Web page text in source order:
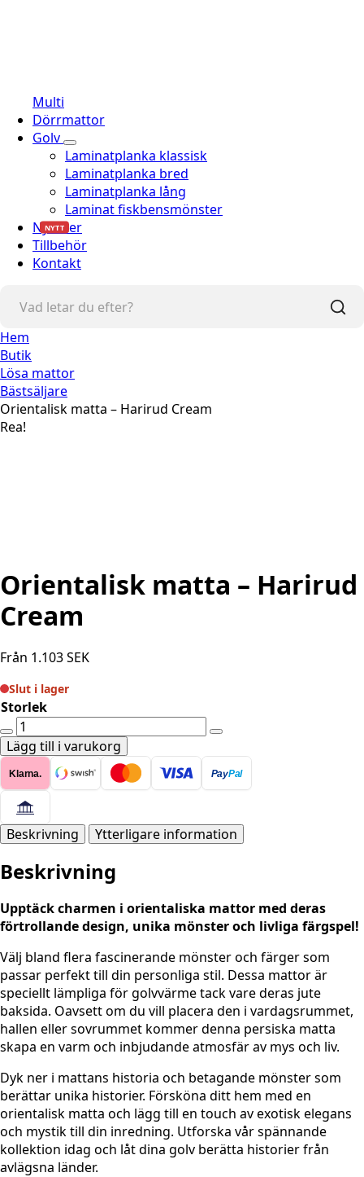
Multi
Dörrmattor
Golv
Laminatplanka klassisk
Laminatplanka bred
Laminatplanka lång
Laminat fiskbensmönster
Nyheter
NYTT
Tillbehör
Kontakt
Hem
Butik
Lösa mattor
Bästsäljare
Orientalisk matta – Harirud Cream
Rea!
Orientalisk matta – Harirud
Cream
Från 1.103SEK
Slut i lager
Storlek
Orientalisk
matta
-
Harirud
Cream
mängd
Lägg till i varukorg
Klarna. PayPal
Beskrivning Ytterligare information
Beskrivning
Upptäck charmen i orientaliska mattor med deras
förtrollande design, unika mönster och livliga färgspel!
Välj bland flera fascinerande mönster och färger som
passar perfekt till din personliga stil. Dessa mattor är
speciellt lämpliga för golvvärme tack vare deras jute
baksida. Oavsett om du vill placera den i vardagsrummet,
hallen eller sovrummet kommer denna persiska matta
skapa en varm och inbjudande atmosfär av mys och liv.
Dyk ner i mattans historia och betagande mönster som
berättar unika historier. Försköna ditt hem med en
orientalisk matta och lägg till en touch av exotisk elegans
och mystik till din inredning. Utforska vår spännande
kollektion idag och låt dina golv berätta historier från
avlägsna länder.